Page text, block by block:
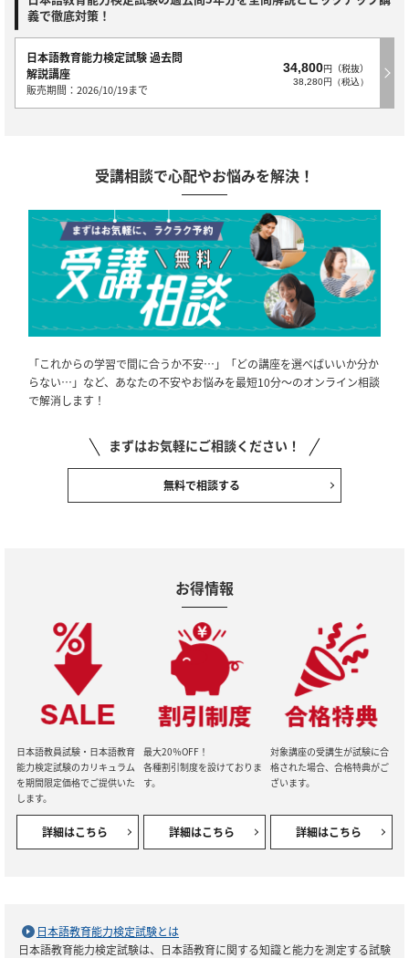
義で徹底対策！
日本語教育能力検定試験 過去問
解説講座
販売期間：2026/10/19まで
34,800円（税抜）
38,280円（税込）
受講相談で心配やお悩みを解決！
「これからの学習で間に合うか不安…」「どの講座を選べばいいか分か
らない…」など、あなたの不安やお悩みを最短10分～のオンライン相談
で解消します！
まずはお気軽にご相談ください！
無料で相談する
お得情報
日本語教員試験・日本語教育
能力検定試験のカリキュラム
を期間限定価格でご提供いた
します。
詳細はこちら
最大20％OFF！
各種割引制度を設けておりま
す。
詳細はこちら
対象講座の受講生が試験に合
格された場合、合格特典がご
ざいます。
詳細はこちら
日本語教育能力検定試験とは
日本語教育能力検定試験は、日本語教育に関する知識と能力を測定する試験